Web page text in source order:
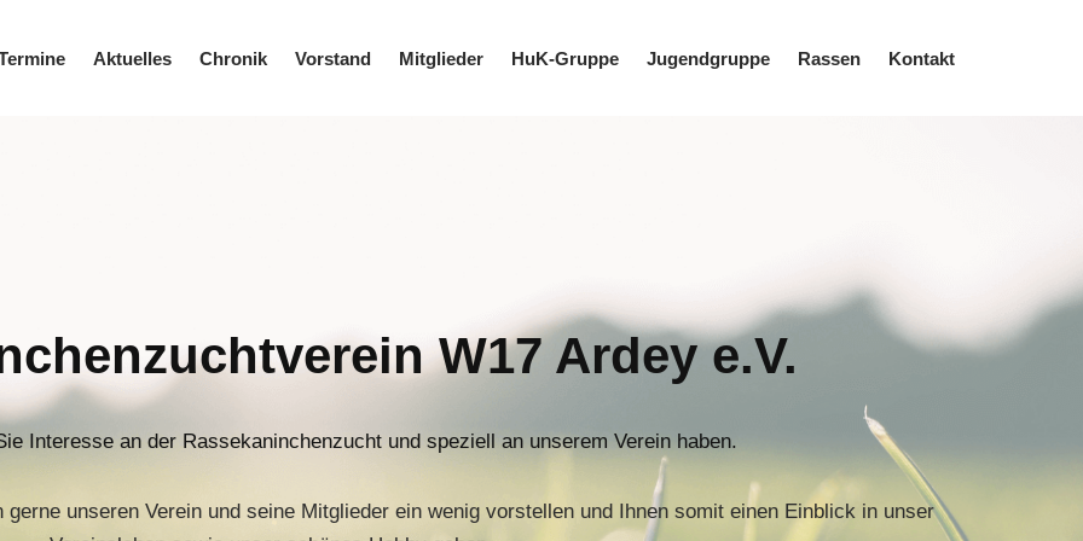
Aktuelles Chronik Vorstand Mitglieder HuK-Gruppe Jugendgruppe Rassen Kontakt
W17 Ardey e.V.
Interesse an der Rassekaninchenzucht und speziell an unserem Verein haben.
unseren Verein und seine Mitglieder ein wenig vorstellen und Ihnen somit einen Einblick in unser